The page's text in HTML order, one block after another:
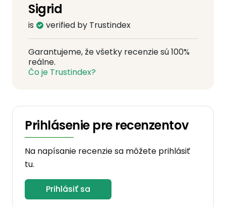
Sigrid
is verified by Trustindex
Garantujeme, že všetky recenzie sú 100%
reálne.
Čo je Trustindex?
Prihlásenie pre recenzentov
Na napísanie recenzie sa môžete prihlásiť
tu.
Prihlásiť sa